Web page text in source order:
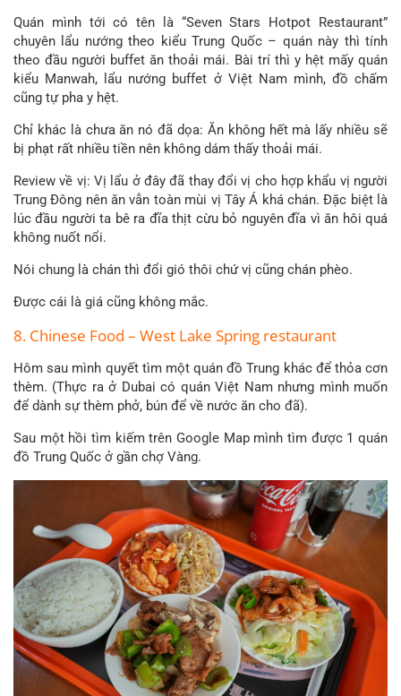
Quán mình tới có tên là “Seven Stars Hotpot Restaurant”
chuyên lẩu nướng theo kiểu Trung Quốc – quán này thì tính
theo đầu người buffet ăn thoải mái. Bài trí thì y hệt mấy quán
kiểu Manwah, lẩu nướng buffet ở Việt Nam mình, đồ chấm
cũng tự pha y hệt.
Chỉ khác là chưa ăn nó đã dọa: Ăn không hết mà lấy nhiều sẽ
bị phạt rất nhiều tiền nên không dám thấy thoải mái.
Review về vị: Vị lẩu ở đây đã thay đổi vị cho hợp khẩu vị người
Trung Đông nên ăn vẫn toàn mùi vị Tây Á khá chán. Đặc biệt là
lúc đầu người ta bê ra đĩa thịt cừu bỏ nguyên đĩa vì ăn hôi quá
không nuốt nổi.
Nói chung là chán thì đổi gió thôi chứ vị cũng chán phèo.
Được cái là giá cũng không mắc.
8. Chinese Food – West Lake Spring restaurant
Hôm sau mình quyết tìm một quán đồ Trung khác để thỏa cơn
thèm. (Thực ra ở Dubai có quán Việt Nam nhưng mình muốn
để dành sự thèm phở, bún để về nước ăn cho đã).
Sau một hồi tìm kiếm trên Google Map mình tìm được 1 quán
đồ Trung Quốc ở gần chợ Vàng.